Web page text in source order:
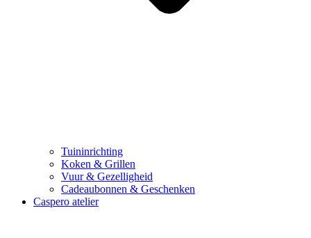
Tuininrichting
Koken & Grillen
Vuur & Gezelligheid
Cadeaubonnen & Geschenken
Caspero atelier